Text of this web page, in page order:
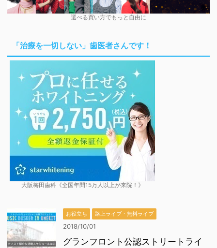
選べる買い方でもっと自由に
「治療を一切しない」歯医者さんです！
大阪梅田歯科《全国年間15万人以上が来院！》
お役立ち 路上ライブ・無料ライブ
2018/10/01
グランフロント公認ストリートライ